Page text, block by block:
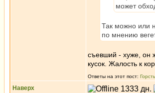
может
Так можно или
по мнению
съевший - хуже, он
кусок. Жалость к
Ответы на этот пост:
Наверх